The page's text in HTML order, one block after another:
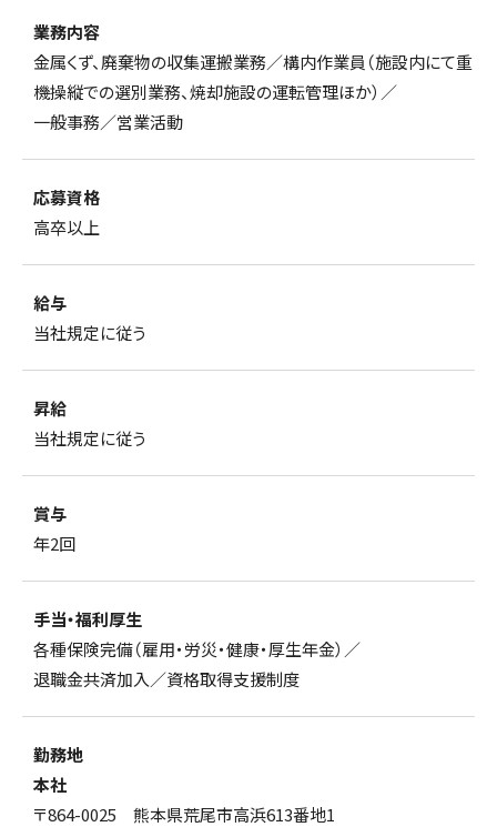
業務内容
金属くず、廃棄物の収集運搬業務／構内作業員（施設内にて重
機操縦での選別業務、焼却施設の運転管理ほか）／
一般事務／営業活動
応募資格
高卒以上
給与
当社規定に従う
昇給
当社規定に従う
賞与
年2回
手当・福利厚生
各種保険完備（雇用・労災・健康・厚生年金）／
退職金共済加入／資格取得支援制度
勤務地
本社
〒864-0025 熊本県荒尾市高浜613番地1